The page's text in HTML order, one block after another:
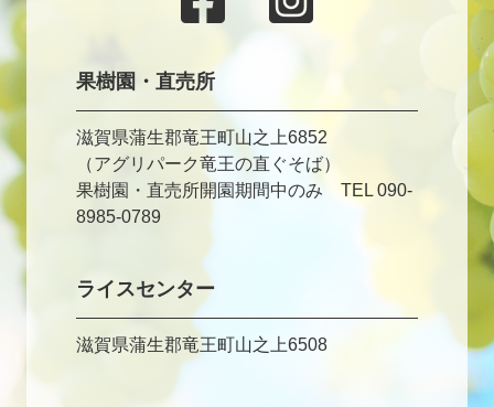
果樹園・直売所
滋賀県蒲生郡竜王町山之上6852
（アグリパーク竜王の直ぐそば）
果樹園・直売所開園期間中のみ TEL 090-
8985-0789
ライスセンター
滋賀県蒲生郡竜王町山之上6508